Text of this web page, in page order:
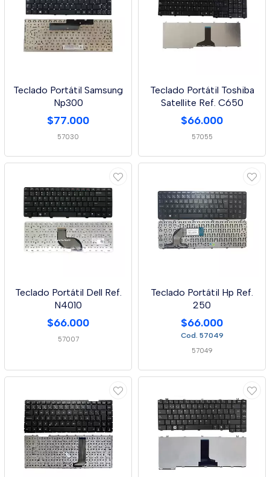
Teclado Portátil Samsung
Np300
$77.000
57030
Teclado Portátil Toshiba
Satellite Ref. C650
$66.000
57055
Teclado Portátil Dell Ref.
N4010
$66.000
57007
Teclado Portátil Hp Ref.
250
$66.000
Cod. 57049
57049